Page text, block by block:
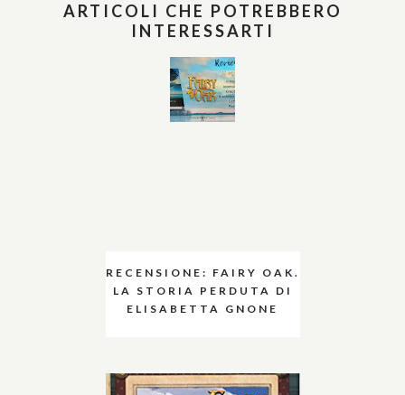
ARTICOLI CHE POTREBBERO
INTERESSARTI
RECENSIONE: FAIRY OAK.
LA STORIA PERDUTA DI
ELISABETTA GNONE